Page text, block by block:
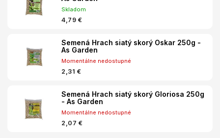
Skladom
4,79 €
Semená Hrach siatý skorý Oskar 250g -
As Garden
Momentálne nedostupné
2,31 €
Semená Hrach siatý skorý Gloriosa 250g
- As Garden
Momentálne nedostupné
2,07 €